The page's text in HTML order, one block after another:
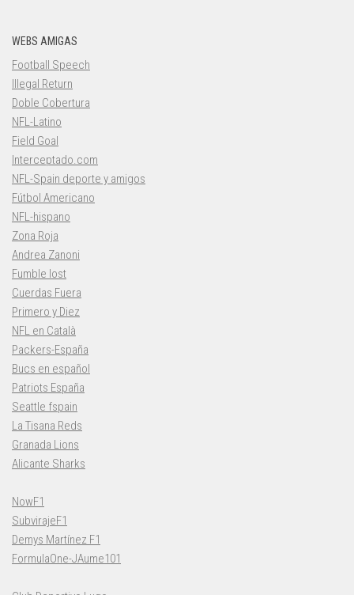
WEBS AMIGAS
Football Speech
Illegal Return
Doble Cobertura
NFL-Latino
Field Goal
Interceptado.com
NFL-Spain deporte y amigos
Fútbol Americano
NFL-hispano
Zona Roja
Andrea Zanoni
Fumble lost
Cuerdas Fuera
Primero y Diez
NFL en Català
Packers-España
Bucs en español
Patriots España
Seattle fspain
La Tisana Reds
Granada Lions
Alicante Sharks
NowF1
SubvirajeF1
Demys Martínez F1
FormulaOne-JAume101